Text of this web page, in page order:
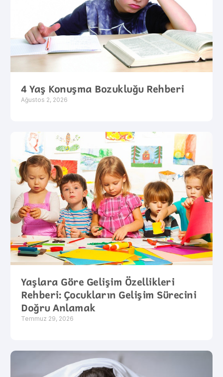
4 Yaş Konuşma Bozukluğu Rehberi
Ağustos 2, 2026
Yaşlara Göre Gelişim Özellikleri
Rehberi: Çocukların Gelişim Sürecini
Doğru Anlamak
Temmuz 29, 2026